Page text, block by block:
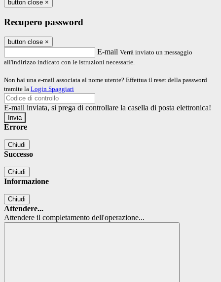
button close ×
Recupero password
button close ×
E-mail Verrà inviato un messaggio
all'indirizzo indicato con le istruzioni necessarie.
Non hai una e-mail associata al nome utente? Effettua il reset della password
tramite la Login Spaggiari
E-mail inviata, si prega di controllare la casella di posta elettronica!
Errore
Chiudi
Successo
Chiudi
Informazione
Chiudi
Attendere...
Attendere il completamento dell'operazione...